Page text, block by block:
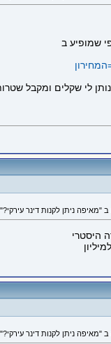
שמופיע ב
לי שקלים ומקבל
היסטרי